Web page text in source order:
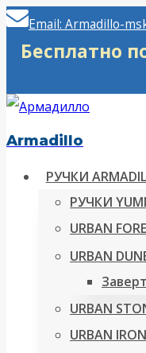
Перейти
Email: Armadillo-
Armadillo
РУЧКИ
РУЧКИ
URBAN
URBAN
URBAN
URBAN IRON